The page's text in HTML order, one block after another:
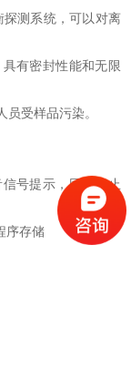
测系统，可以对离
有密封性能和无限
受样品污染。
号提示，同时停止
序存储